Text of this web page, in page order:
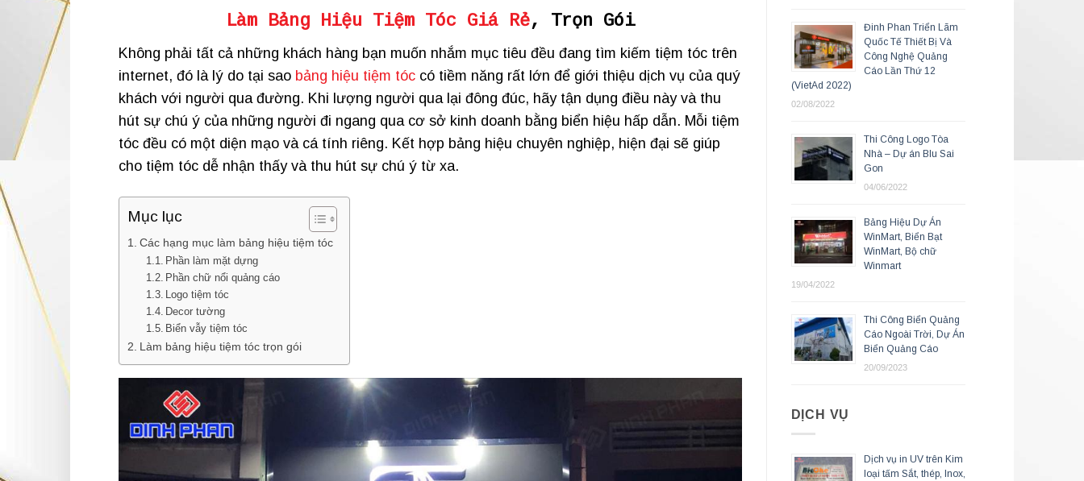
Làm Bảng Hiệu Tiệm Tóc Giá Rẻ, Trọn Gói
Không phải tất cả những khách hàng bạn muốn nhắm mục tiêu đều đang tìm kiếm tiệm tóc trên
internet, đó là lý do tại sao bảng hiệu tiệm tóc có tiềm năng rất lớn để giới thiệu dịch vụ của quý
khách với người qua đường. Khi lượng người qua lại đông đúc, hãy tận dụng điều này và thu
hút sự chú ý của những người đi ngang qua cơ sở kinh doanh bằng biển hiệu hấp dẫn. Mỗi tiệm
tóc đều có một diện mạo và cá tính riêng. Kết hợp bảng hiệu chuyên nghiệp, hiện đại sẽ giúp
cho tiệm tóc dễ nhận thấy và thu hút sự chú ý từ xa.
Mục lục
Các hạng mục làm bảng hiệu tiệm tóc
Phần làm mặt dựng
Phần chữ nổi quảng cáo
Logo tiệm tóc
Decor tường
Biển vẫy tiệm tóc
Làm bảng hiệu tiệm tóc trọn gói
Đinh Phan Triển Lãm
Quốc Tế Thiết Bị Và
Công Nghệ Quảng
Cáo Lần Thứ 12
(VietAd 2022)
02/08/2022
Thi Công Logo Tòa
Nhà – Dự án Blu Sai
Gon
04/06/2022
Bảng Hiệu Dự Án
WinMart, Biển Bạt
WinMart, Bộ chữ
Winmart
19/04/2022
Thi Công Biển Quảng
Cáo Ngoài Trời, Dự Án
Biển Quảng Cáo
20/09/2023
DỊCH VỤ
Dịch vụ in UV trên Kim
loại tấm Sắt, thép, Inox,